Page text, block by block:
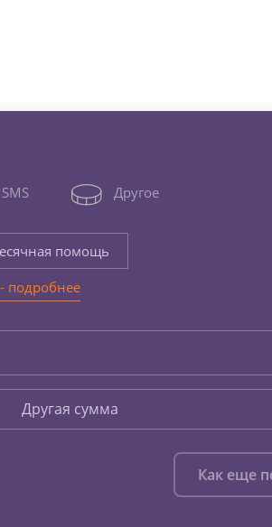
SMS Другое
помощь
подробнее
Другая сумма
Как еще